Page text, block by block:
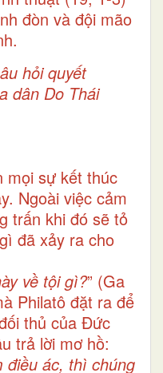
đòn và đội mão
hỏi quyết
dân Do Thái
mọi sự kết thúc
Ngoài việc cảm
trấn khi đó sẽ tỏ
đã xảy ra cho
về tội gì?” (Ga
Philatô đặt ra để
thủ của Đức
trả lời mơ hồ:
điều ác, thì chúng